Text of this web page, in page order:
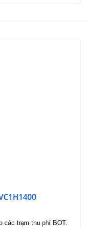
các trạm thu phí BOT.